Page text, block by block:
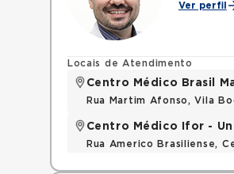
Ver perfil
Locais de Atendimento
Centro Médico Brasil
Rua Martim Afonso, Vila
Centro Médico Ifor -
Rua Americo Brasiliense,